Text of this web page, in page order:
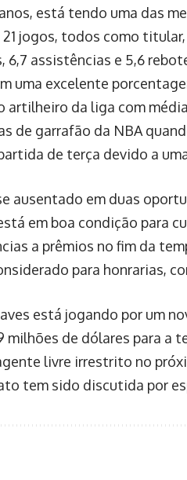
está tendo uma das
21 jogos, todos como
6,7 assistências e 5,6
uma excelente
artilheiro da liga com
de garrafão da NBA
de terça devido a
ausentado em duas
em boa condição para
a prêmios no fim da
para honrarias,
está jogando por um
milhões de dólares para a
livre irrestrito no
tem sido discutida por